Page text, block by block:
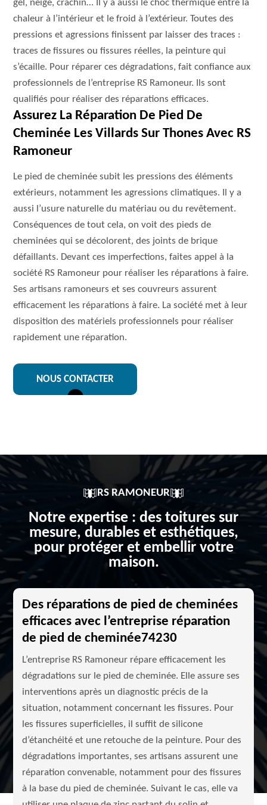
gel, neige, crachin… Il y a aussi le choc thermique entre la
chaleur à l’intérieur et le froid à l’extérieur. Toutes des
pressions et agressions finissent par laisser des traces :
traces de fissures ou fissures réelles, la peinture qui
s’écaille. Pour réparer ces dégradations, fait confiance aux
professionnels de l’entreprise RS Ramoneur. Ils sont
qualifiés pour réaliser des réparations efficaces.
Assurez La Réparation De Pied De
Cheminée Les Villards Sur Thones Avec RS
Ramoneur
Le pied de cheminée subit les pressions des éléments
extérieurs, notamment les agressions climatiques. Il y a
aussi l’usure naturelle du matériau ou du revêtement.
Conséquences de tout cela, on voit des pieds de
cheminées qui se décolorent, des joints de brique
défaillants. Devant ces imperfections, faites appel à la
société RS Ramoneur pour réaliser les réparations à faire.
Ses artisans ramoneurs et ses couvreurs assurent
efficacement les réparations à faire. La société met à leur
disposition des matériels professionnels pour réaliser
rapidement une réparation.
NOUS CONTACTER
RS RAMONEUR
Notre expertise : des toitures sur
mesure, durables et esthétiques,
pour protéger et embellir votre
maison.
Des réparations de pied de cheminées
efficaces avec l’entreprise réparation
de pied de cheminée74230
L’entreprise RS Ramoneur répare efficacement les
dégradations sur le pied de cheminée. Elle assure ses
interventions après un diagnostic précis de la
situation, notamment concernant les fissures. Pour
les fissures superficielles, il suffit de silicone
d’étanchéité et une retouche de la peinture. Pour des
dégradations importantes, ses artisans assurent une
réparation convenable, notamment pour des fissures
à la base du pied de cheminée. Suivant le cas, elle va